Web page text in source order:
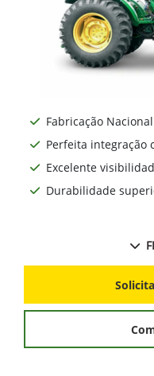
Fabricação
Perfeita integração
Excelente
Durabilidade